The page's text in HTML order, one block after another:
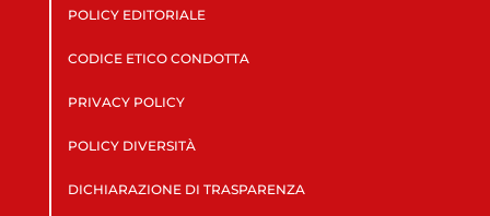
POLICY EDITORIALE
CODICE ETICO CONDOTTA
PRIVACY POLICY
POLICY DIVERSITÀ
DICHIARAZIONE DI TRASPARENZA